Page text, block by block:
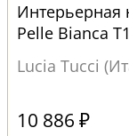
Интерьерная
Pelle Bianca
Lucia Tucci
10 886 ₽